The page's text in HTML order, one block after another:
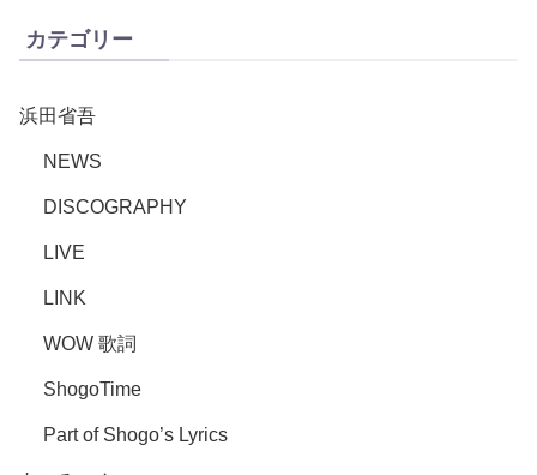
カテゴリー
浜田省吾
NEWS
DISCOGRAPHY
LIVE
LINK
WOW 歌詞
ShogoTime
Part of Shogo’s Lyrics